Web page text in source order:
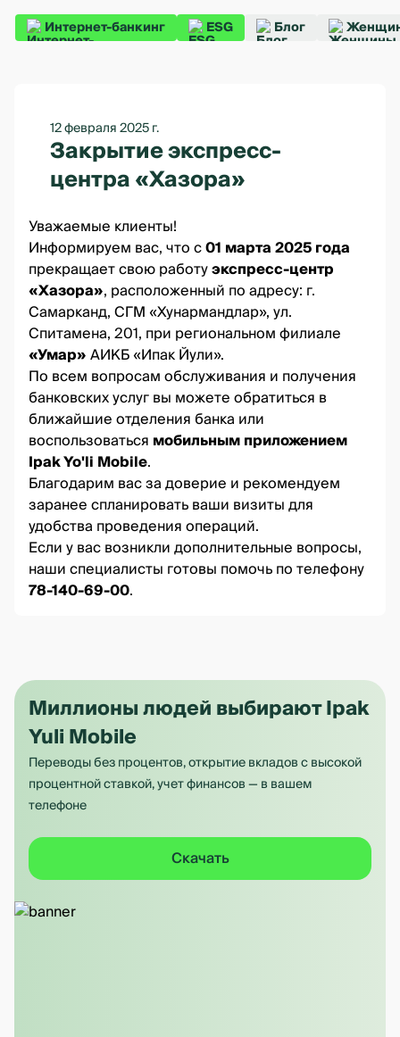
Интернет-банкинг ESG Блог
12 февраля 2025 г.
Закрытие экспресс-
центра «Хазора»
Уважаемые клиенты!
Информируем вас, что с01 марта 2025 года
прекращает свою работуэкспресс-центр
«Хазора», расположенный по адресу: г.
Самарканд, СГМ «Хунармандлар», ул.
Спитамена, 201, при региональном филиале
«Умар»АИКБ «Ипак Йули».
По всем вопросам обслуживания и получения
банковских услуг вы можете обратиться в
ближайшие отделения банка или
воспользоваться мобильным приложением
Ipak Yo'li Mobile.
Благодарим вас за доверие и рекомендуем
заранее спланировать ваши визиты для
удобства проведения операций.
Если у вас возникли дополнительные вопросы,
наши специалисты готовы помочь по телефону
78-140-69-00.
Миллионы людей выбирают Ipak
Yuli Mobile
Переводы без процентов, открытие вкладов с высокой
процентной ставкой, учет финансов — в вашем
телефоне
Скачать